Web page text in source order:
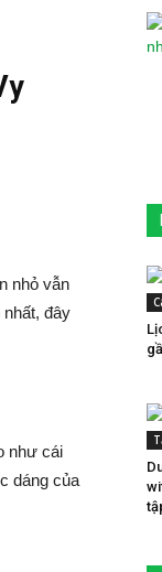
nhỏ vẫn
đây
như cái
dáng của